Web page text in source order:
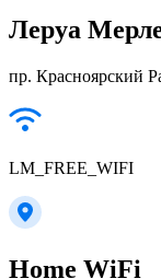
Леруа
пр. Красноярский
LM_FREE_WIFI
Home WiFi